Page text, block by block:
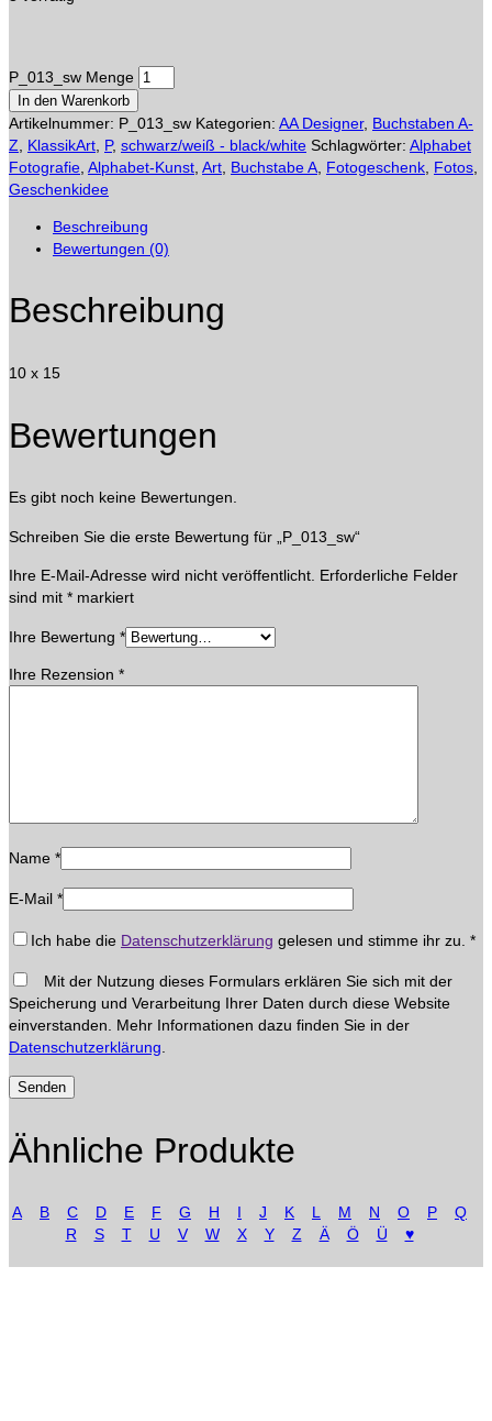
P_013_sw Menge
In den Warenkorb
Artikelnummer: P_013_sw Kategorien: AA Designer, Buchstaben A-
Z
KlassikArt P, schwarz/weiß - black/white Schlagwörter: Alphabet
Fotografie Alphabet-Kunst Art Buchstabe A Fotogeschenk Fotos
Geschenkidee
Beschreibung
Bewertungen (0)
Beschreibung
10 x 15
Bewertungen
Es gibt noch keine Bewertungen.
Schreiben Sie die erste Bewertung für „P_013_sw“
Ihre E-Mail-Adresse wird nicht veröffentlicht. Erforderliche Felder
sind mit * markiert
Ihre Bewertung *
Ihre Rezension *
Name *
E-Mail *
Ich habe die Datenschutzerklärung gelesen und stimme ihr zu. *
Mit der Nutzung dieses Formulars erklären Sie sich mit der
Speicherung und Verarbeitung Ihrer Daten durch diese Website
einverstanden. Mehr Informationen dazu finden Sie in der
Datenschutzerklärung
Ähnliche Produkte
A B C D E F G H I J K L M N O P
Q
R
S T U V W X Y Z Ä Ö Ü ♥